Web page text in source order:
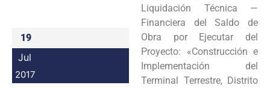
Intranet
19
Jul
2017
Liquidación Técnica —
Financiera del Saldo de
Obra por Ejecutar del
Proyecto: «Construcción e
Implementación del
Terminal Terrestre, Distrito